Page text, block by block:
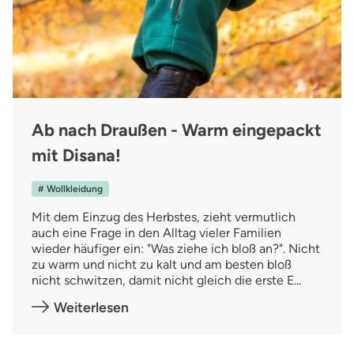
Ab nach Draußen - Warm eingepackt
mit Disana!
# Wollkleidung
Mit dem Einzug des Herbstes, zieht vermutlich
auch eine Frage in den Alltag vieler Familien
wieder häufiger ein: "Was ziehe ich bloß an?". Nicht
zu warm und nicht zu kalt und am besten bloß
nicht schwitzen, damit nicht gleich die erste E...
Weiterlesen